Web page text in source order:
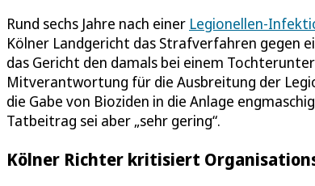
Rund sechs Jahre nach einer Legionellen-
Kölner Landgericht das Strafverfahren gegen
das Gericht den damals bei einem
Mitverantwortung für die Ausbreitung der
die Gabe von Bioziden in die Anlage
Tatbeitrag sei aber „sehr gering“.
Kölner Richter kritisiert